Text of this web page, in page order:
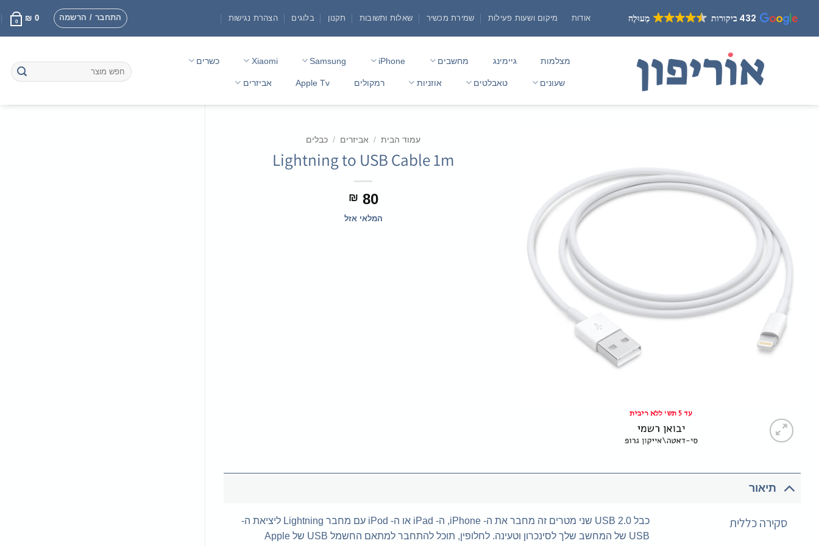
content
מְעוּלֶה 432 ביקורות אודות מיקום ושעות פעילות שמירת מכשיר שאלות ותשובות תקנון בלוגים הצהרת נגישות התחבר / הרשמה ₪ 0
0
מצלמות גיימינג מחשבים iPhone
Samsung
Xiaomi כשרים
שעונים טאבלטים אוזניות רמקולים Apple Tv אביזרים
חיפוש
עבור:
עד 5 תש' ללא ריבית
עמוד הבית / אביזרים / כבלים
Lightning to USB Cable 1m
₪ 80
המלאי אזל
תיאור
סקירה כללית
כבל USB 2.0 שני מטרים זה מחבר את ה- iPhone, ה- iPad או ה- iPod עם מחבר Lightning ליציאת ה-
USB של המחשב שלך לסינכרון וטעינה. לחלופין, תוכל להתחבר למתאם החשמל USB של Apple